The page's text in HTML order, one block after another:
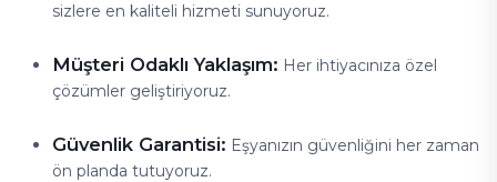
sizlere en kaliteli hizmeti sunuyoruz.
Müşteri Odaklı Yaklaşım: Her ihtiyacınıza özel
çözümler geliştiriyoruz.
Güvenlik Garantisi: Eşyanızın güvenliğini her zaman
ön planda tutuyoruz.